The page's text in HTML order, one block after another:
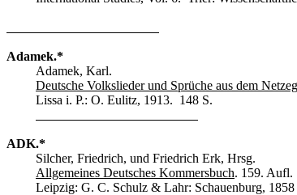
Adamek.*
Adamek, Karl.
Deutsche Volkslieder und Sprüche aus dem
Lissa i. P.: O. Eulitz, 1913. 148 S.
ADK.*
Silcher, Friedrich, und Friedrich Erk, Hrsg.
Allgemeines Deutsches Kommersbuch. 159. Aufl.
Leipzig: G. C. Schulz & Lahr: Schauenburg,